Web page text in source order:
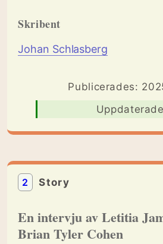
Skribent
Johan Schlasberg
Publicerades:
2 Story
En intervju av Letitia
Brian Tyler Cohen